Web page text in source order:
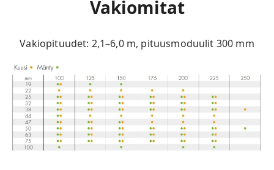
Vakiomitat
Vakiopituudet: 2,1–6,0 m, pituusmoduulit 300 mm